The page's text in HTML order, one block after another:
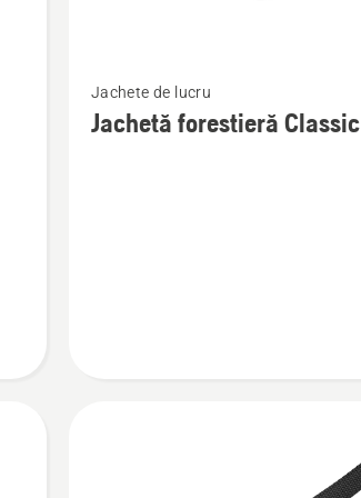
mai
multe
Jachete de lucru
Jachetă forestieră Classic